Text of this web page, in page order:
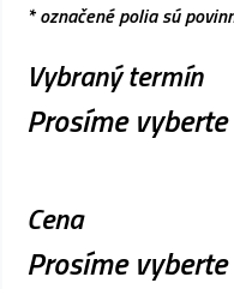
* označené polia sú
Vybraný termín
Prosíme
Cena
Prosíme